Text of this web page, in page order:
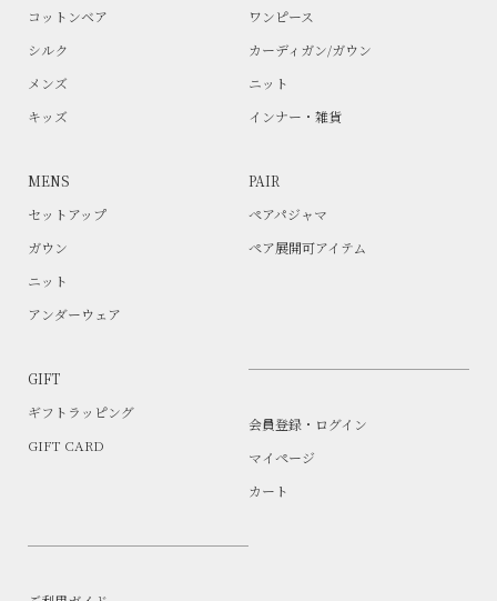
コットンベア
シルク
メンズ
キッズ
ワンピース
カーディガン/ガウン
ニット
インナー・雑貨
MENS
セットアップ
ガウン
ニット
アンダーウェア
PAIR
ペアパジャマ
ペア展開可アイテム
GIFT
ギフトラッピング
GIFT CARD
会員登録・ログイン
マイページ
カート